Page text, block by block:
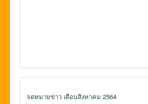
จดหมายข่าว เดือนสิงหาคม 2564